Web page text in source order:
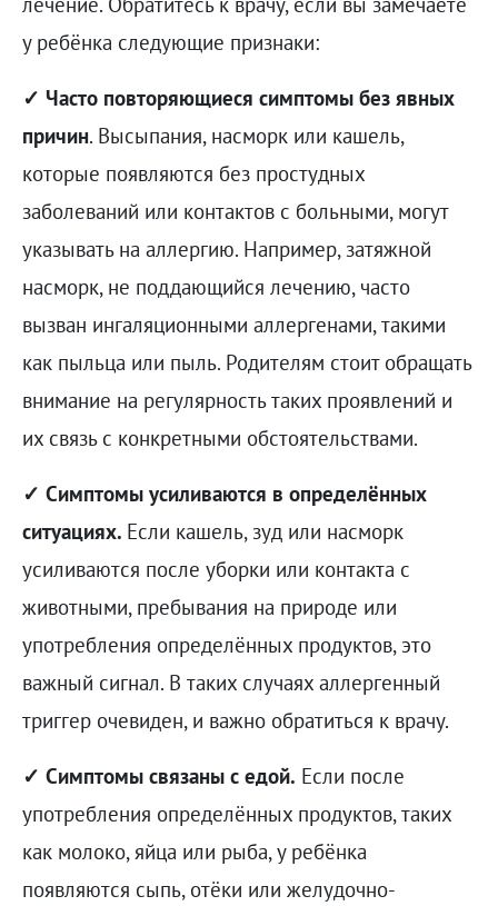
у ребёнка следующие признаки:
✓ Часто повторяющиеся симптомы без явных
причин. Высыпания, насморк или кашель,
которые появляются без простудных
заболеваний или контактов с больными, могут
указывать на аллергию. Например, затяжной
насморк, не поддающийся лечению, часто
вызван ингаляционными аллергенами, такими
как пыльца или пыль. Родителям стоит обращать
внимание на регулярность таких проявлений и
их связь с конкретными обстоятельствами.
✓ Симптомы усиливаются в определённых
ситуациях. Если кашель, зуд или насморк
усиливаются после уборки или контакта с
животными, пребывания на природе или
употребления определённых продуктов, это
важный сигнал. В таких случаях аллергенный
триггер очевиден, и важно обратиться к врачу.
✓ Симптомы связаны с едой. Если после
употребления определённых продуктов, таких
как молоко, яйца или рыба, у ребёнка
появляются сыпь, отёки или желудочно-